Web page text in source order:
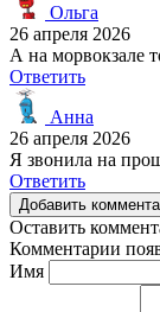
Ольга
26 апреля 2026
А на морвокзале
Ответить
Анна
26 апреля 2026
Я звонила на
Ответить
Добавить
Оставить
Комментарии
Имя